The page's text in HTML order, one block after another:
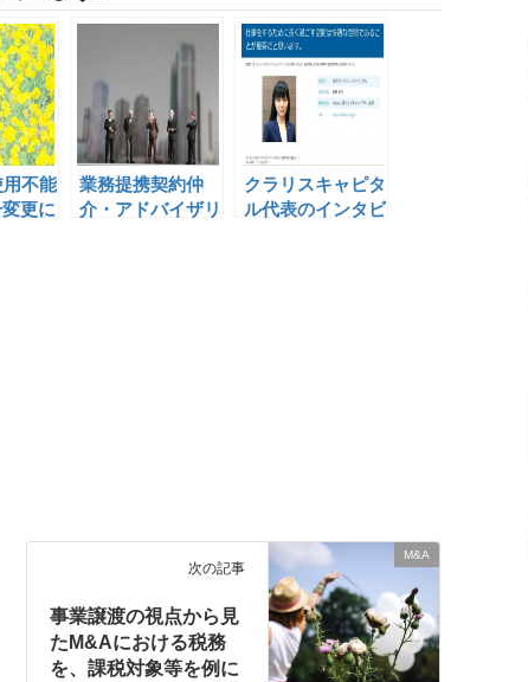
不能
更に
業務提携契約仲
介・アドバイザリ
クラリスキャピタ
ル代表のインタビ
M&A
次の記事
事業譲渡の視点から見
たM&Aにおける税務
を、課税対象等を例に